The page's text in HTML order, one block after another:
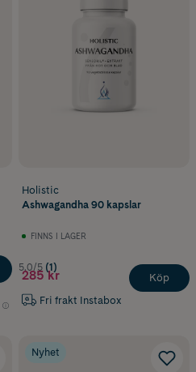
Holistic
Ashwagandha 90 kapslar
FINNS I LAGER
5.0/5 (1)
285 kr
Fri frakt Instabox
Köp
Nyhet